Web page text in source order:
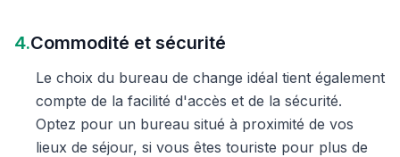
4.Commodité et sécurité
Le choix du bureau de change idéal tient également
compte de la facilité d'accès et de la sécurité.
Optez pour un bureau situé à proximité de vos
lieux de séjour, si vous êtes touriste pour plus de